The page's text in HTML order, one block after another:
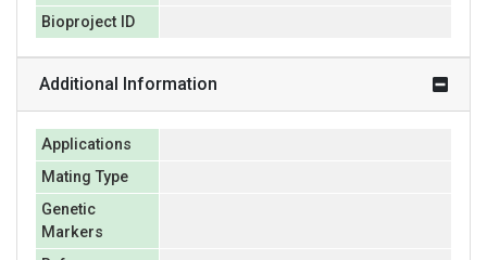
Bioproject ID
Additional Information
Applications
Mating Type
Genetic
Markers